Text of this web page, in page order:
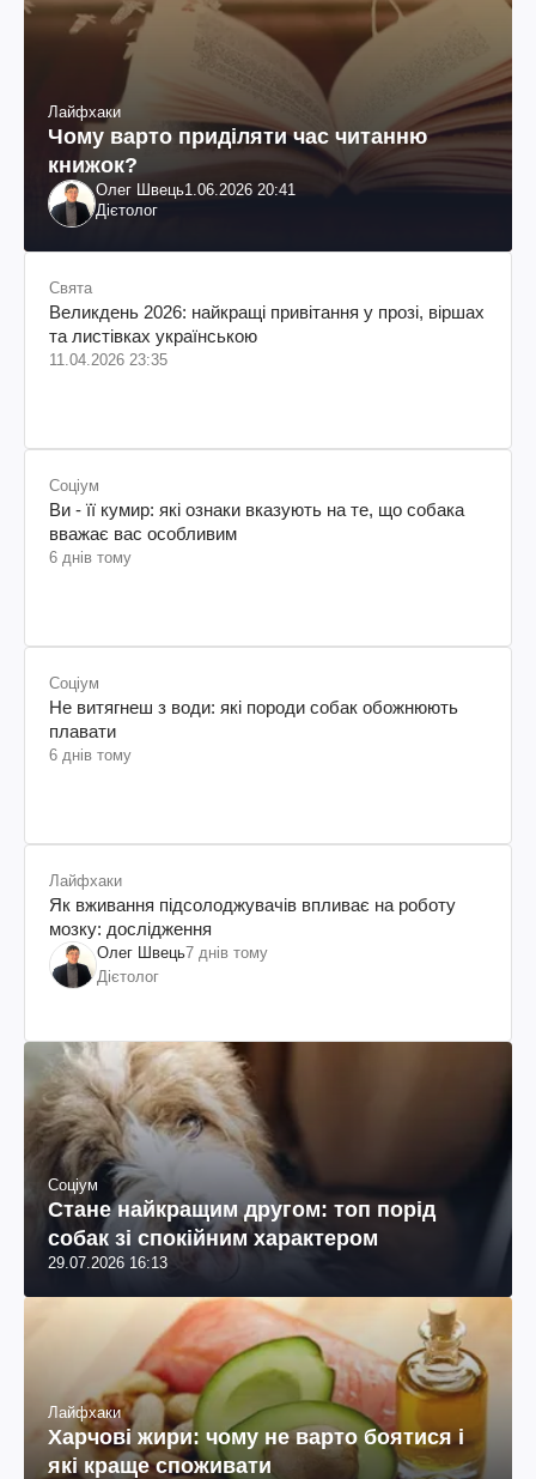
Лайфхаки
Чому варто приділяти час читанню
книжок?
Олег Швець1.06.2026 20:41
Дієтолог
Свята
Великдень 2026: найкращі привітання у прозі, віршах
та листівках українською
11.04.2026 23:35
Соціум
Ви - її кумир: які ознаки вказують на те, що собака
вважає вас особливим
6 днів тому
Соціум
Не витягнеш з води: які породи собак обожнюють
плавати
6 днів тому
Лайфхаки
Як вживання підсолоджувачів впливає на роботу
мозку: дослідження
Олег Швець7 днів тому
Дієтолог
Соціум
Стане найкращим другом: топ порід
собак зі спокійним характером
29.07.2026 16:13
Лайфхаки
Харчові жири: чому не варто боятися і
які краще споживати